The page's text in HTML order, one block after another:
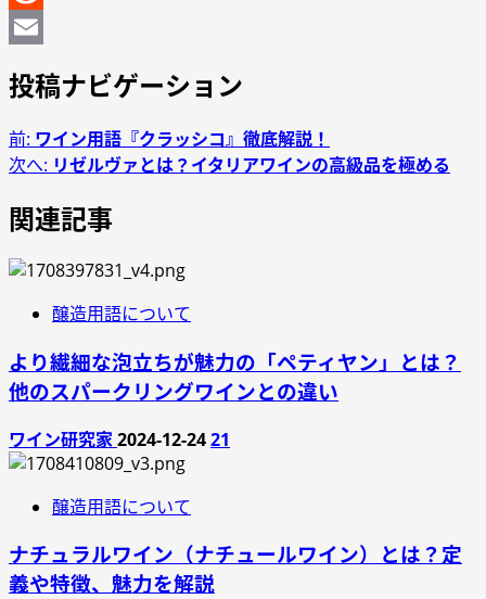
Reddit
投稿ナビゲーション
前: ワイン用語『クラッシコ』徹底解説！
次へ: リゼルヴァとは？イタリアワインの高級品を極める
関連記事
醸造用語について
より繊細な泡立ちが魅力の「ペティヤン」とは？
他のスパークリングワインとの違い
ワイン研究家2024-12-2421
醸造用語について
ナチュラルワイン（ナチュールワイン）とは？定
義や特徴、魅力を解説